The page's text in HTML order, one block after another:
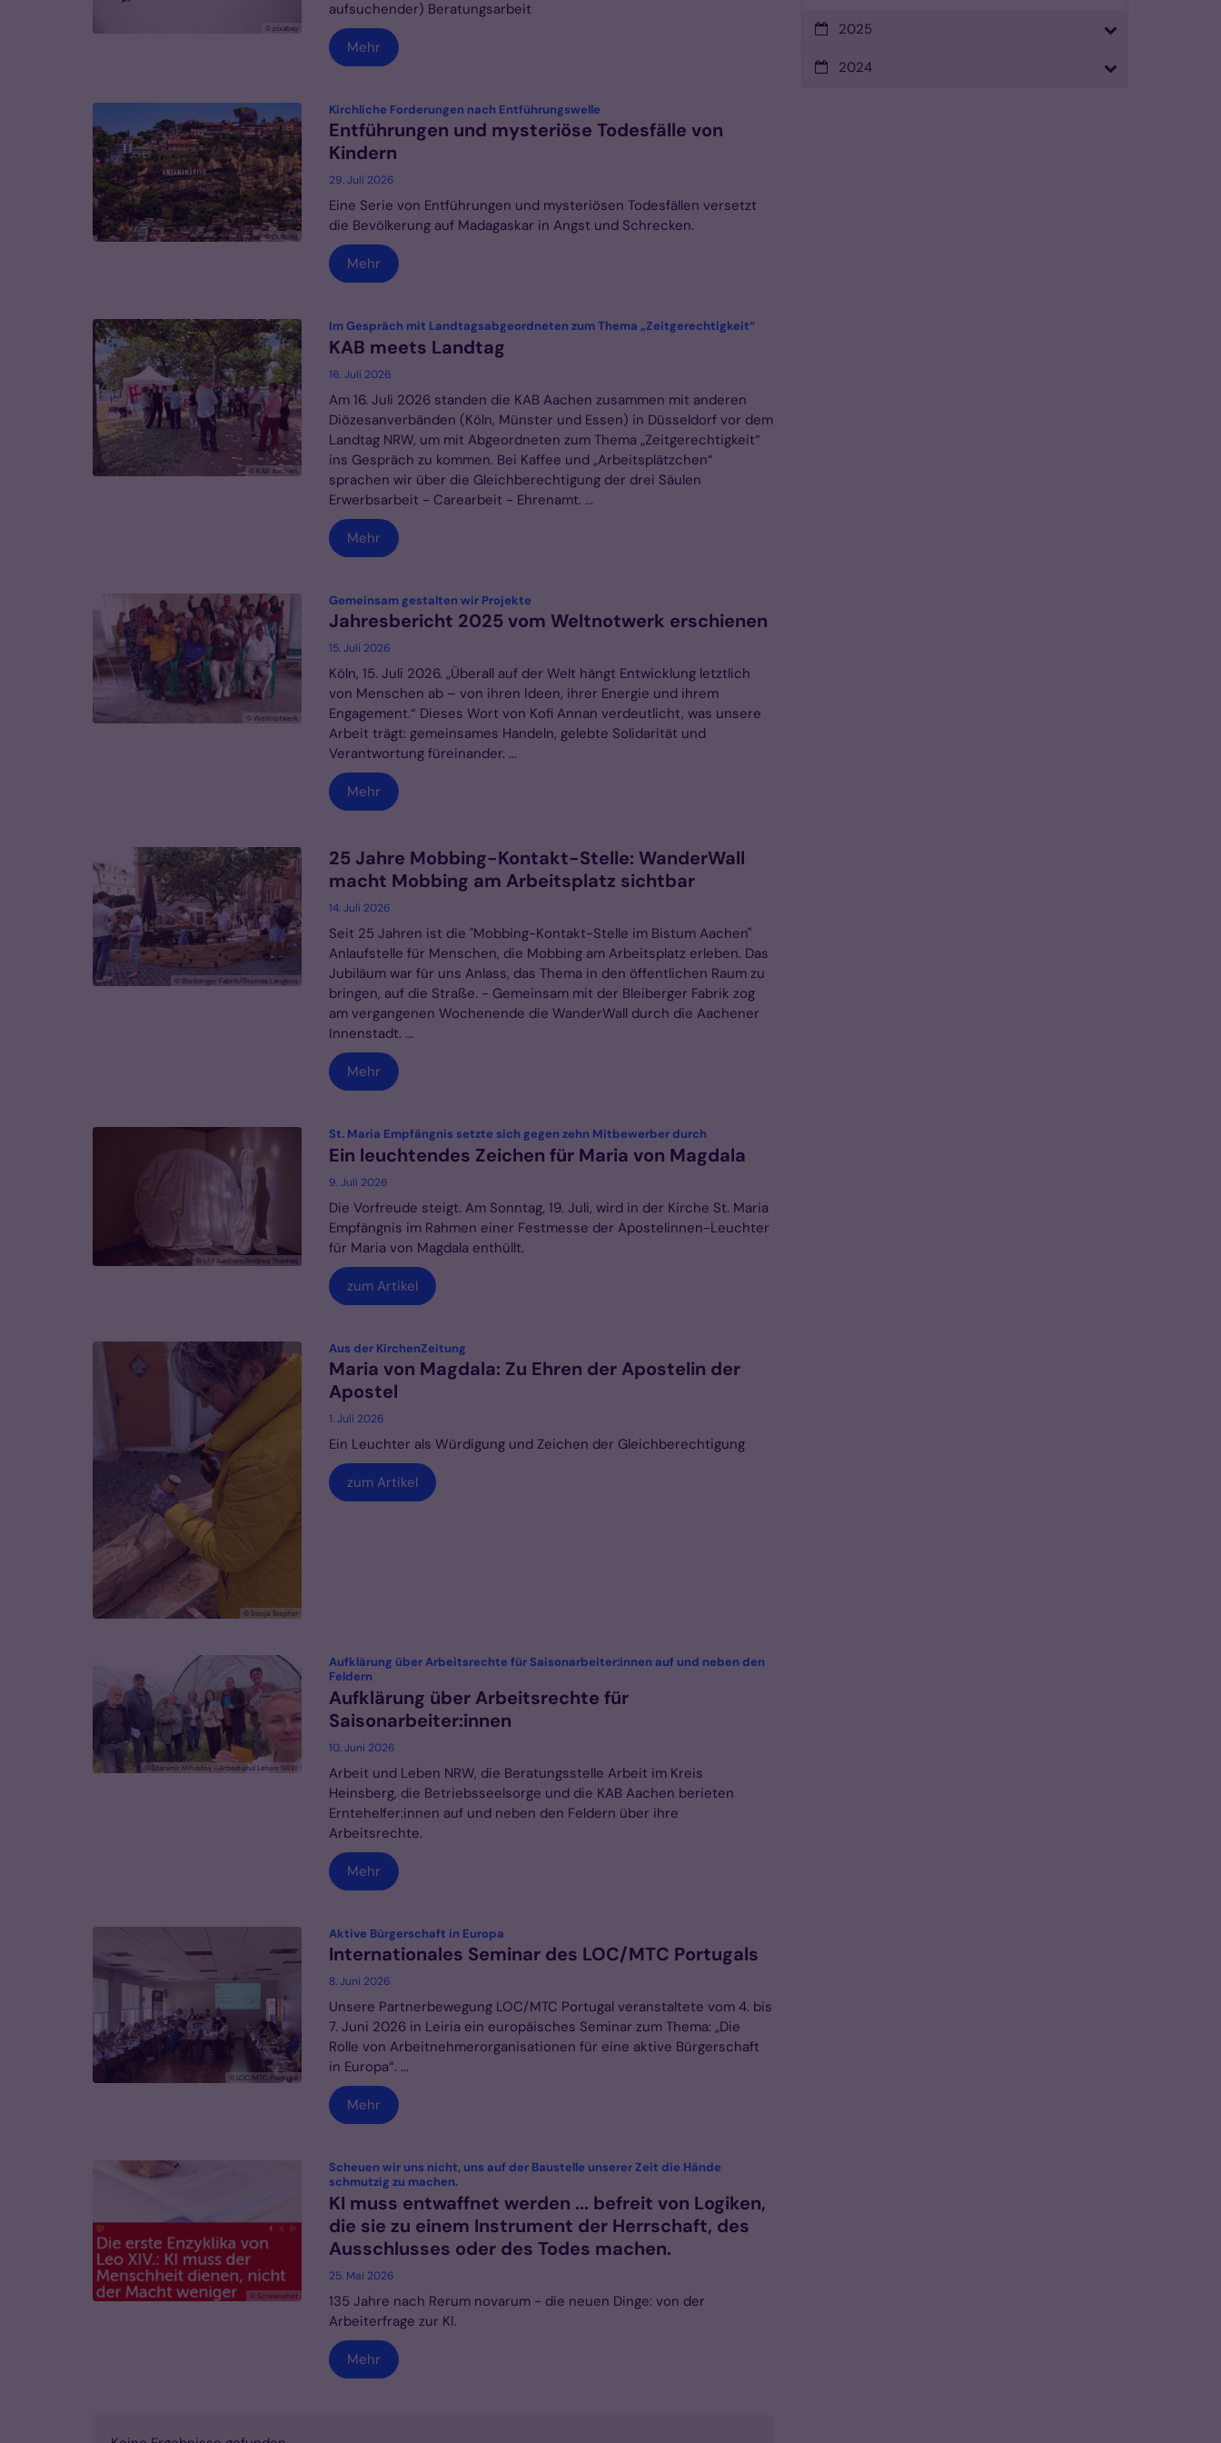
© pixabay
aufsuchender) Beratungsarbeit
Mehr
© Gulbins
Kirchliche Forderungen nach Entführungswelle
Entführungen und mysteriöse Todesfälle von
Kindern
29. Juli 2026
Eine Serie von Entführungen und mysteriösen Todesfällen versetzt
die Bevölkerung auf Madagaskar in Angst und Schrecken.
Mehr
© KAB Aachen
Im Gespräch mit Landtagsabgeordneten zum Thema „Zeitgerechtigkeit“:
KAB meets Landtag
16. Juli 2026
Am 16. Juli 2026 standen die KAB Aachen zusammen mit anderen
Diözesanverbänden (Köln, Münster und Essen) in Düsseldorf vor dem
Landtag NRW, um mit Abgeordneten zum Thema „Zeitgerechtigkeit“
ins Gespräch zu kommen. Bei Kaffee und „Arbeitsplätzchen“
sprachen wir über die Gleichberechtigung der drei Säulen
Erwerbsarbeit - Carearbeit - Ehrenamt. ...
Mehr
© Weltnotwerk
Gemeinsam gestalten wir Projekte
Jahresbericht 2025 vom Weltnotwerk erschienen
15. Juli 2026
Köln, 15. Juli 2026. „Überall auf der Welt hängt Entwicklung letztlich
von Menschen ab – von ihren Ideen, ihrer Energie und ihrem
Engagement.“ Dieses Wort von Kofi Annan verdeutlicht, was unsere
Arbeit trägt: gemeinsames Handeln, gelebte Solidarität und
Verantwortung füreinander. ...
Mehr
© Bleiberger Fabrik/Thomas Langens
25 Jahre Mobbing-Kontakt-Stelle: WanderWall
macht Mobbing am Arbeitsplatz sichtbar
14. Juli 2026
Seit 25 Jahren ist die "Mobbing-Kontakt-Stelle im Bistum Aachen"
Anlaufstelle für Menschen, die Mobbing am Arbeitsplatz erleben. Das
Jubiläum war für uns Anlass, das Thema in den öffentlichen Raum zu
bringen, auf die Straße. - Gemeinsam mit der Bleiberger Fabrik zog
am vergangenen Wochenende die WanderWall durch die Aachener
Innenstadt. ...
Mehr
© kfd Aachen/Andrea Thomas
St. Maria Empfängnis setzte sich gegen zehn Mitbewerber durch
Ein leuchtendes Zeichen für Maria von Magdala
9. Juli 2026
Die Vorfreude steigt. Am Sonntag, 19. Juli, wird in der Kirche St. Maria
Empfängnis im Rahmen einer Festmesse der Apostelinnen-Leuchter
für Maria von Magdala enthüllt.
zum Artikel
© Sonja Toepfer
Aus der KirchenZeitung
Maria von Magdala: Zu Ehren der Apostelin der
Apostel
1. Juli 2026
Ein Leuchter als Würdigung und Zeichen der Gleichberechtigung
zum Artikel
© Stanimir Mihaylov - Arbeit und Leben NRW
Aufklärung über Arbeitsrechte für Saisonarbeiter:innen auf und neben den
Feldern
Aufklärung über Arbeitsrechte für
Saisonarbeiter:innen
10. Juni 2026
Arbeit und Leben NRW, die Beratungsstelle Arbeit im Kreis
Heinsberg, die Betriebsseelsorge und die KAB Aachen berieten
Erntehelfer:innen auf und neben den Feldern über ihre
Arbeitsrechte.
Mehr
© LOC/MTC Portugal
Aktive Bürgerschaft in Europa
Internationales Seminar des LOC/MTC Portugals
8. Juni 2026
Unsere Partnerbewegung LOC/MTC Portugal veranstaltete vom 4. bis
7. Juni 2026 in Leiria ein europäisches Seminar zum Thema: „Die
Rolle von Arbeitnehmerorganisationen für eine aktive Bürgerschaft
in Europa“. ...
Mehr
© Screenshot
Scheuen wir uns nicht, uns auf der Baustelle unserer Zeit die Hände
schmutzig zu machen.:
KI muss entwaffnet werden ... befreit von Logiken,
die sie zu einem Instrument der Herrschaft, des
Ausschlusses oder des Todes machen.
25. Mai 2026
135 Jahre nach Rerum novarum - die neuen Dinge: von der
Arbeiterfrage zur KI.
Mehr
2025
2024